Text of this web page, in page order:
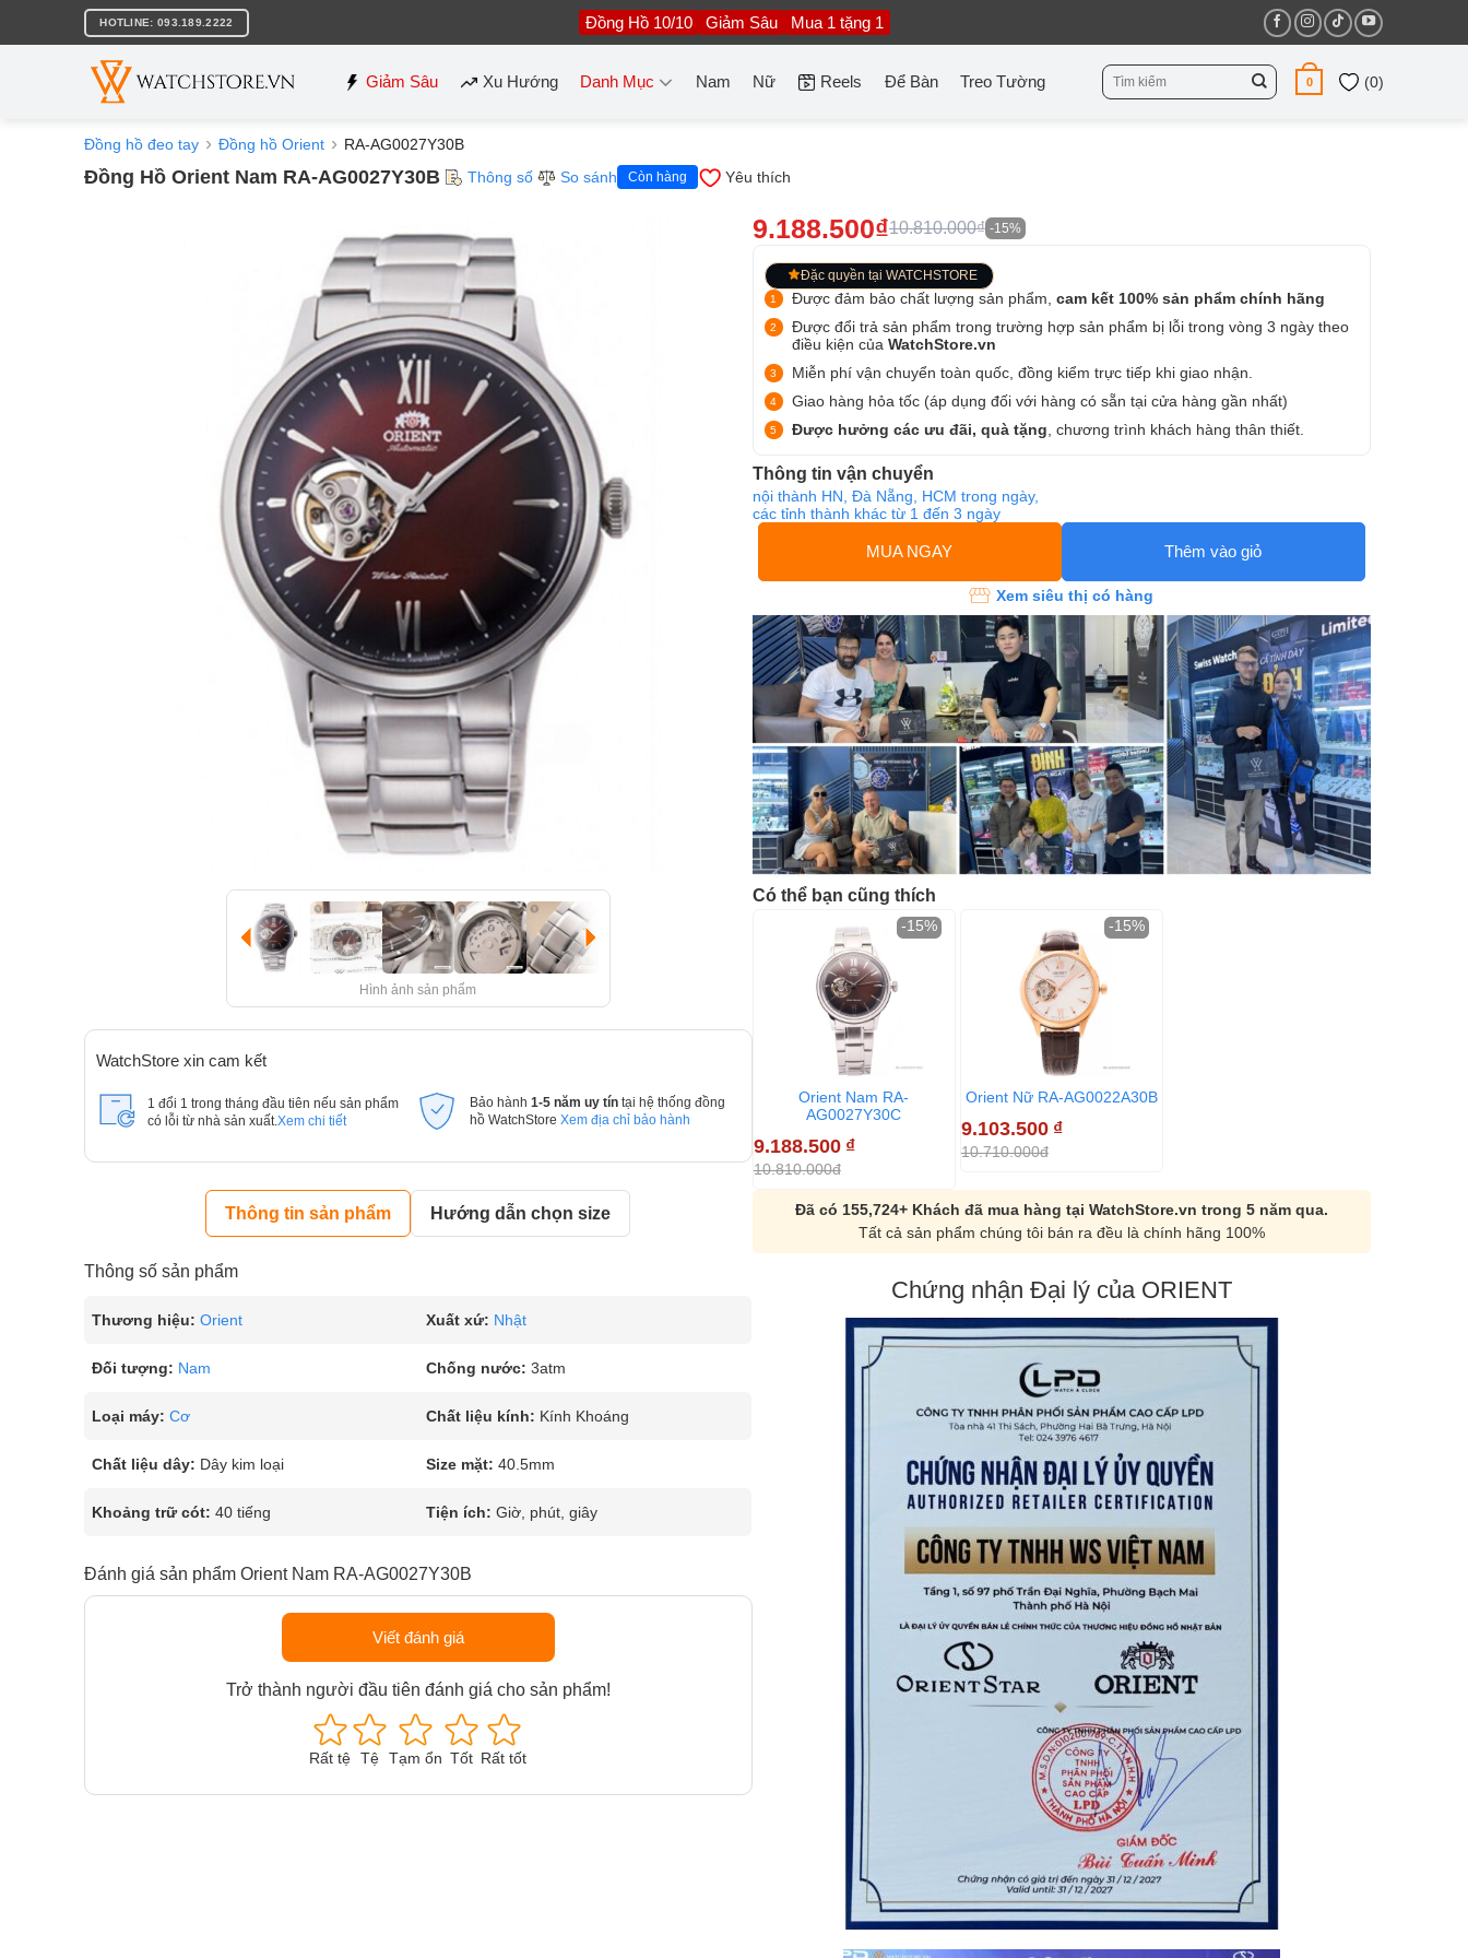
nội
HOTLINE: 093.189.2222 Đồng Hồ 10/10 Giảm Sâu Mua 1 tặng 1
Giảm Sâu Xu Hướng Danh Mục Nam Nữ Reels Để Bàn Treo Tường
Tìm
kiếm:
0 (0)
Đồng hồ đeo tay Đồng hồ Orient RA-AG0027Y30B
Đồng Hồ Orient Nam RA-AG0027Y30B Thông số So sánh Còn hàng Yêu thích
Hình ảnh sản phẩm
WatchStore xin cam kết
1 đổi 1 trong tháng đầu tiên nếu sản phẩm
có lỗi từ nhà sản xuất. Xem chi tiết
Bảo hành 1-5 năm uy tín tại hệ thống đồng
hồ WatchStore Xem địa chỉ bảo hành
Thông tin sản phẩm Hướng dẫn chọn size
Thông số sản phẩm
Thương hiệu: Orient Xuất xứ: Nhật
Đối tượng: Nam Chống nước: 3atm
Loại máy: Cơ Chất liệu kính: Kính Khoáng
Chất liệu dây: Dây kim loại Size mặt: 40.5mm
Khoảng trữ cót: 40 tiếng Tiện ích: Giờ, phút, giây
Đánh giá sản phẩm Orient Nam RA-AG0027Y30B
Viết đánh giá
Trở thành người đầu tiên đánh giá cho sản phẩm!
Rất tệ Tệ Tạm ổn Tốt Rất tốt
9.188.500₫10.810.000₫ -15%
Đặc quyền tại WATCHSTORE
Được đảm bảo chất lượng sản phẩm, cam kết 100% sản phẩm chính hãng
Được đổi trả sản phẩm trong trường hợp sản phẩm bị lỗi trong vòng 3 ngày theo
điều kiện của WatchStore.vn
Miễn phí vận chuyển toàn quốc, đồng kiểm trực tiếp khi giao nhận.
Giao hàng hỏa tốc (áp dụng đối với hàng có sẵn tại cửa hàng gần nhất)
Được hưởng các ưu đãi, quà tặng , chương trình khách hàng thân thiết.
Thông tin vận chuyển
nội thành HN, Đà Nẵng, HCM trong ngày,
các tỉnh thành khác từ 1 đến 3 ngày
MUA NGAY Thêm vào giỏ
Xem siêu thị có hàng
Có thể bạn cũng thích
Orient Nam RA-
AG0027Y30C
9.188.500 ₫
10.810.000đ
-15%
Orient Nữ RA-AG0022A30B
9.103.500 ₫
10.710.000đ
-15%
Đã có 155,724+ Khách đã mua hàng tại WatchStore.vn trong 5 năm qua.
Tất cả sản phẩm chúng tôi bán ra đều là chính hãng 100%
Chứng nhận Đại lý của ORIENT